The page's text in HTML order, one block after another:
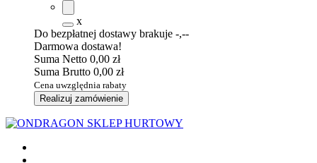
x
Do bezpłatnej dostawy brakuje -,--
Darmowa dostawa!
Suma Netto 0,00 zł
Suma Brutto 0,00 zł
Cena uwzględnia rabaty
Realizuj zamówienie